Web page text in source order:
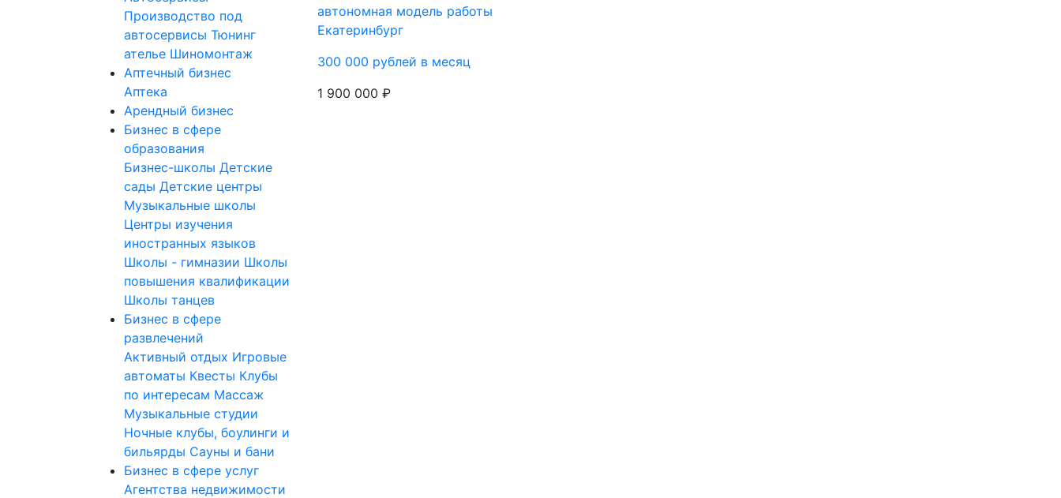
Производство под
автосервисы Тюнинг
ателье Шиномонтаж
Аптечный бизнес
Аптека
Арендный бизнес
Бизнес в сфере
образования
Бизнес-школы Детские
сады Детские центры
Музыкальные школы
Центры изучения
иностранных языков
Школы - гимназии Школы
повышения квалификации
Школы танцев
Бизнес в сфере
развлечений
Активный отдых Игровые
автоматы Квесты Клубы
по интересам Массаж
Музыкальные студии
Ночные клубы, боулинги и
бильярды Сауны и бани
Бизнес в сфере услуг
Агентства недвижимости
автономная модель работы
Екатеринбург
300 000 рублей в месяц
1 900 000 ₽